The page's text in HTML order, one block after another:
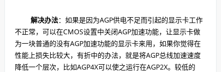
解决办法：如果是因为AGP供电不足而引起的显示卡工作
不正常，可以在CMOS设置中关闭AGP加速功能，让显示卡做
为一块普通的没有AGP加速功能的显示卡来用，如果你觉得在
性能上损失比较大，有折中的办法，就是将AGP总线加速速度
降低一个层次，比如AGP4X可以使之运行在AGP2X。较低的